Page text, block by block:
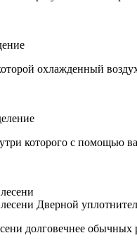
охлажденный
которого с помощью
Дверной
долговечнее